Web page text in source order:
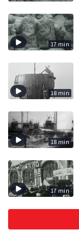
17 min
18 min
18 min
17 min